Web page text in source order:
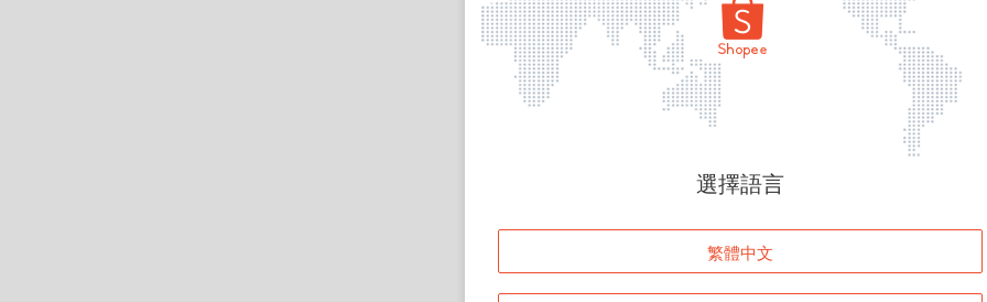
頁面無法顯示
登入
選擇語言
繁體中文